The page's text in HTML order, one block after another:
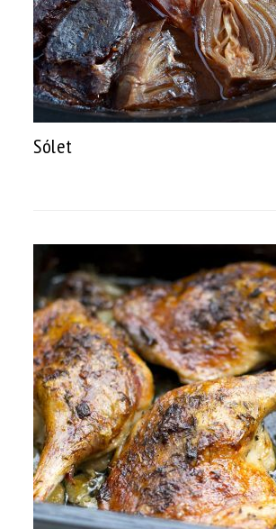
Sólet